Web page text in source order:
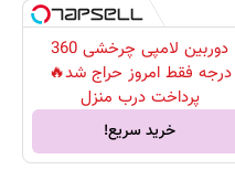
دوربین لامپی چرخشی 360
درجه فقط امروز حراج شد🔥
پرداخت درب منزل
خرید سریع!